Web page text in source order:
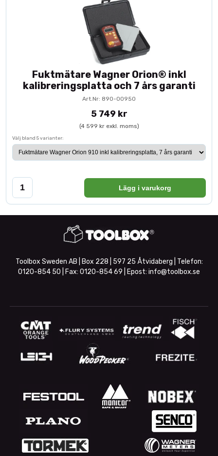
Fuktmätare Wagner Orion® inkl
kalibreringsplatta och 7 års garanti
Art.Nr: 890-00950
5 749 kr
(4 599 kr exkl. moms)
Välj bland 5 varianter:
Lägg i varukorg
Toolbox Sweden AB | Box 228 | 597 25 Åtvidaberg | Telefon:
0120-854 50 | Fax: 0120-854 69 | Epost: info@toolbox.se